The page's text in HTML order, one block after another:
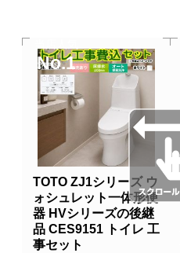
No.1
TOTO ZJ1シリーズ ウ
ォシュレット一体形便
器 HVシリーズの後継
品 CES9151 トイレ 工
事セット